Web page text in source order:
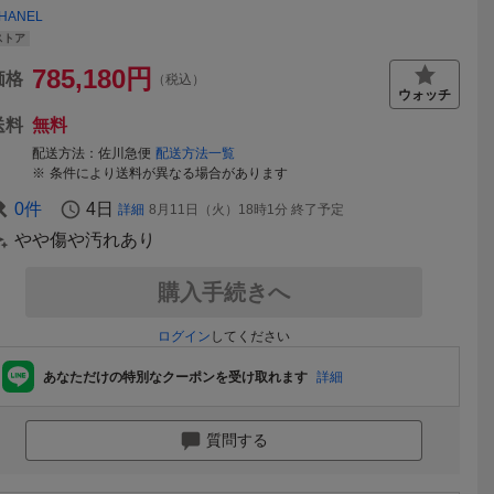
トア
格 785,180円 （税込）
料 無料
配送方法 佐川急便 配送方法一覧
条件により送料が異なる場合があります
0件 4日 詳細 8月11日（火）18時1分 終了予定
やや傷や汚れあり
購入手続きへ
ログイン してください
あなただけの特別なクーポンを受け取れます 詳細
質問する